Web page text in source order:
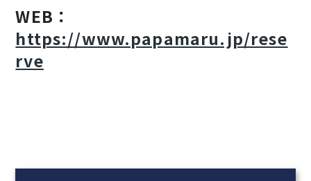
WEB：
https://www.papamaru.jp/rese
rve